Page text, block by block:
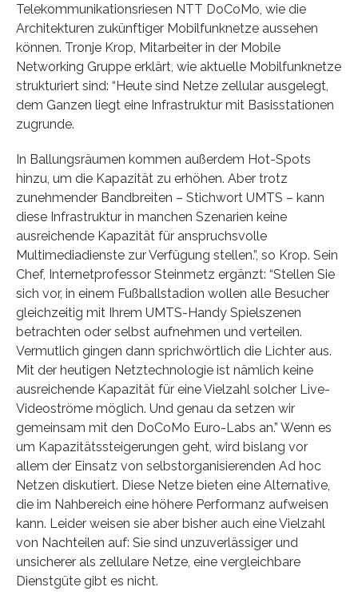
Telekommunikationsriesen NTT DoCoMo, wie die
Architekturen zukünftiger Mobilfunknetze aussehen
können. Tronje Krop, Mitarbeiter in der Mobile
Networking Gruppe erklärt, wie aktuelle Mobilfunknetze
strukturiert sind: “Heute sind Netze zellular ausgelegt,
dem Ganzen liegt eine Infrastruktur mit Basisstationen
zugrunde.
In Ballungsräumen kommen außerdem Hot-Spots
hinzu, um die Kapazität zu erhöhen. Aber trotz
zunehmender Bandbreiten – Stichwort UMTS – kann
diese Infrastruktur in manchen Szenarien keine
ausreichende Kapazität für anspruchsvolle
Multimediadienste zur Verfügung stellen.”, so Krop. Sein
Chef, Internetprofessor Steinmetz ergänzt: “Stellen Sie
sich vor, in einem Fußballstadion wollen alle Besucher
gleichzeitig mit Ihrem UMTS-Handy Spielszenen
betrachten oder selbst aufnehmen und verteilen.
Vermutlich gingen dann sprichwörtlich die Lichter aus.
Mit der heutigen Netztechnologie ist nämlich keine
ausreichende Kapazität für eine Vielzahl solcher Live-
Videoströme möglich. Und genau da setzen wir
gemeinsam mit den DoCoMo Euro-Labs an.” Wenn es
um Kapazitätssteigerungen geht, wird bislang vor
allem der Einsatz von selbstorganisierenden Ad hoc
Netzen diskutiert. Diese Netze bieten eine Alternative,
die im Nahbereich eine höhere Performanz aufweisen
kann. Leider weisen sie aber bisher auch eine Vielzahl
von Nachteilen auf: Sie sind unzuverlässiger und
unsicherer als zellulare Netze, eine vergleichbare
Dienstgüte gibt es nicht.